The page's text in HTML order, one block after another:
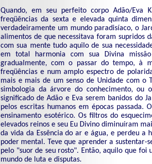
Quando, em seu perfeito corpo Adão/Eva
freqüências da sexta e elevada quinta
verdadeiramente um mundo paradisíaco, o
alimentos de que necessitava foram supridos
com sua mente tudo aquilo de sua
em total harmonia com sua Divina
gradualmente, com o passar do tempo, à
freqüências e num amplo espectro de
mais e mais de um senso de Unidade com o
simbologia da árvore do conhecimento,
significado de Adão e Eva serem banidos do
pelos escritas humanos em épocas
ensinamento esotérico. Os filtros do
elevados reinos e seu Eu Divino diminuíram
da vida da Essência do ar e água, e perdeu a
poder mental. Teve que aprender a sustentar-
pelo "suor de seu rosto". Então, aquilo que
mundo de luta e disputas.